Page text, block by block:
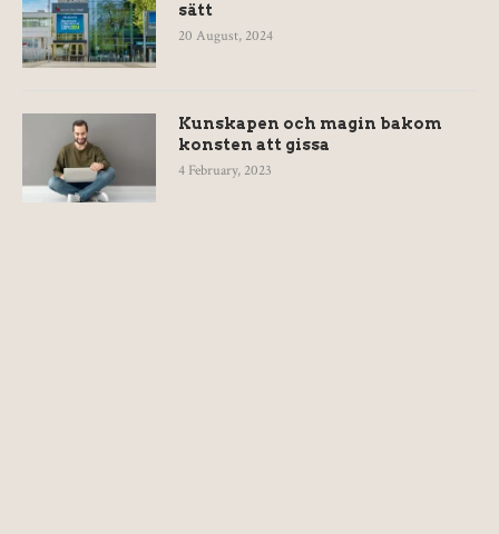
sätt
20 August, 2024
Kunskapen och magin bakom
konsten att gissa
4 February, 2023